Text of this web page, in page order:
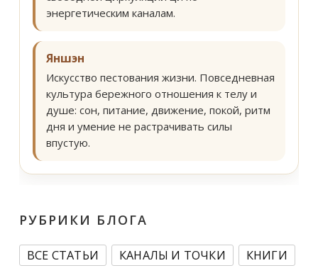
энергетическим каналам.
Яншэн
Искусство пестования жизни. Повседневная
культура бережного отношения к телу и
душе: сон, питание, движение, покой, ритм
дня и умение не растрачивать силы
впустую.
РУБРИКИ БЛОГА
ВСЕ СТАТЬИ КАНАЛЫ И ТОЧКИ
КНИГИ